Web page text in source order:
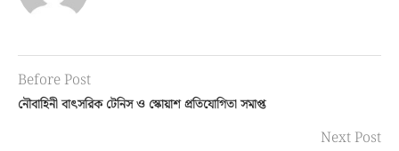
Before Post
নৌবাহিনী বাৎসরিক টেনিস ও স্কোয়াশ প্রতিযোগিতা সমাপ্ত
Next Post